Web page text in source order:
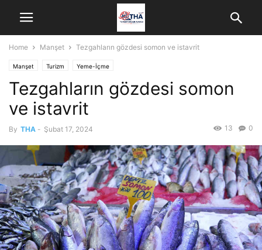
Home Manşet Tezgahların gözdesi somon ve istavrit
Manşet Turizm Yeme-İçme
Tezgahların gözdesi somon
ve istavrit
By THA - Şubat 17, 2024 0
13